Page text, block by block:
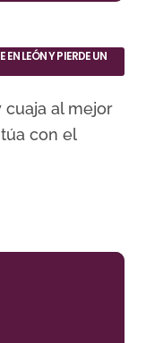
LEÓN Y PIERDE UN
con el